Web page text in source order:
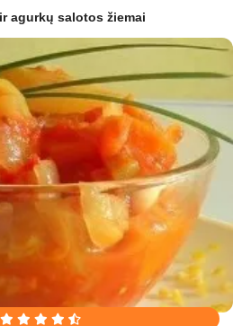
agurkų salotos žiemai